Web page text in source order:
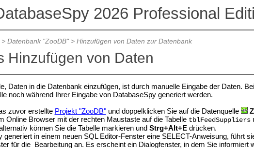
2026 Professional
Datenbank "ZooDB"> Hinzufügen von Daten zur Datenbank
Hinzufügen von Daten
Daten in die Datenbank einzufügen, ist durch manuelle Eingabe der Daten.
noch während Ihrer Eingabe von DatabaseSpy generiert werden.
zuvor erstellte Projekt "ZooDB"und doppelklicken Sie auf die Datenquelle
Online Browser mit der rechten Maustaste auf die Tabelle tblFeedSuppliers
können Sie die Tabelle markieren und Strg+Alt+Edrücken.
generiert in einem neuen SQL Editor-Fenster eine SELECT-Anweisung, führt
für die Bearbeitung an. Es erscheint ein Dialogfenster, in dem Sie informiert